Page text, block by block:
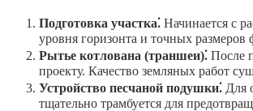
Подготовка участка⁚ Начинается с
уровня горизонта и точных
Рытье котлована (траншеи)⁚ После
проекту. Качество земляных работ
Устройство песчаной подушки⁚ Для
тщательно трамбуется для